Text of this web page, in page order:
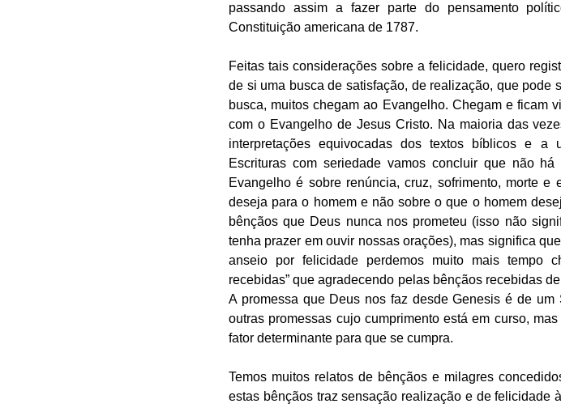
passando assim a fazer parte do pensamento
Constituição americana de 1787.
Feitas tais considerações sobre a felicidade, quero
de si uma busca de satisfação, de realização, que pode
busca, muitos chegam ao Evangelho. Chegam e ficam
com o Evangelho de Jesus Cristo. Na maioria das
interpretações equivocadas dos textos bíblicos e a
Escrituras com seriedade vamos concluir que não
Evangelho é sobre renúncia, cruz, sofrimento, morte
deseja para o homem e não sobre o que o homem
bênçãos que Deus nunca nos prometeu (isso não
tenha prazer em ouvir nossas orações), mas significa
anseio por felicidade perdemos muito mais tempo
recebidas” que agradecendo pelas bênçãos recebidas
A promessa que Deus nos faz desde Genesis é de
outras promessas cujo cumprimento está em curso,
fator determinante para que se cumpra.
Temos muitos relatos de bênçãos e milagres
estas bênçãos traz sensação realização e de felicidade